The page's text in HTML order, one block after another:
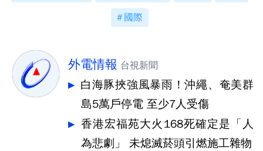
國際
外電情報 台視新聞
白海豚挾強風暴雨！沖繩、奄美群
島5萬戶停電 至少7人受傷
香港宏福苑大火168死確定是「人
為悲劇」 未熄滅菸頭引燃施工雜物